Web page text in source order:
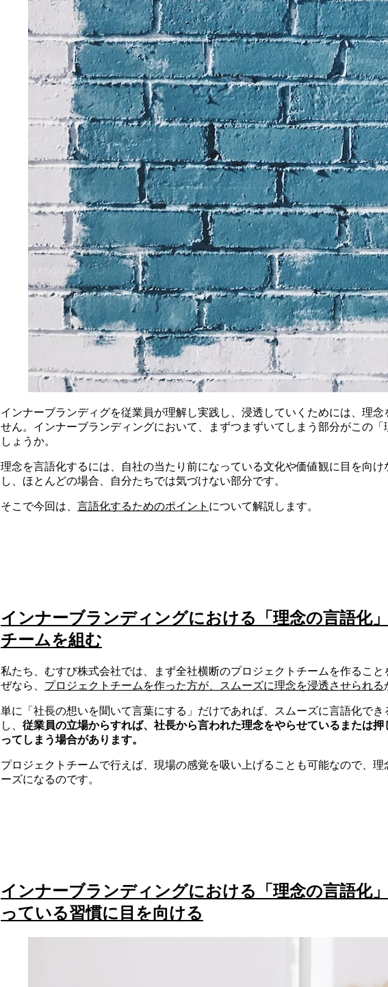
インナーブランディグを従業員が理解し実践し、浸透していくためには、理念
せん。インナーブランディングにおいて、まずつまずいてしまう部分がこの
しょうか。
理念を言語化するには、自社の当たり前になっている文化や価値観に目を向
し、ほとんどの場合、自分たちでは気づけない部分です。
そこで今回は、 言語化するためのポイント について解説します。
インナーブランディングにおける「理念の言語化
チームを組む
私たち、むすび株式会社では、まず全社横断のプロジェクトチームを作るこ
ぜなら、 プロジェクトチームを作った方が、スムーズに理念を浸透させられる
単に「社長の想いを聞いて言葉にする」だけであれば、スムーズに言語化で
し、 従業員の立場からすれば、社長から言われた理念をやらせているまたは
ってしまう場合があります。
プロジェクトチームで行えば、現場の感覚を吸い上げることも可能なので、理
ーズになるのです。
インナーブランディングにおける「理念の言語化
っている習慣に目を向ける